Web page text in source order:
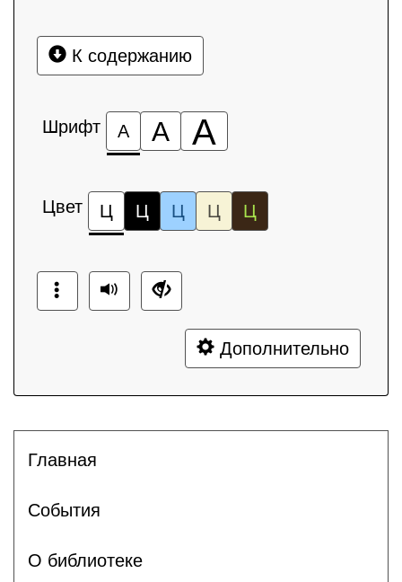
К содержанию
Шрифт А А А
Цвет Ц Ц Ц Ц Ц
Дополнительно
Главная
События
О библиотеке